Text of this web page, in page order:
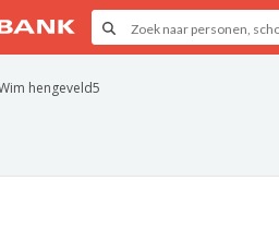
hengeveld5